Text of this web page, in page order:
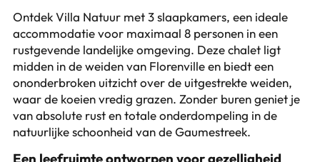
Ontdek Villa Natuur met 3 slaapkamers, een ideale
accommodatie voor maximaal 8 personen in een
rustgevende landelijke omgeving. Deze chalet ligt
midden in de weiden van Florenville en biedt een
ononderbroken uitzicht over de uitgestrekte weiden,
waar de koeien vredig grazen. Zonder buren geniet je
van absolute rust en totale onderdompeling in de
natuurlijke schoonheid van de Gaumestreek.
Een leefruimte ontworpen voor gezelligheid